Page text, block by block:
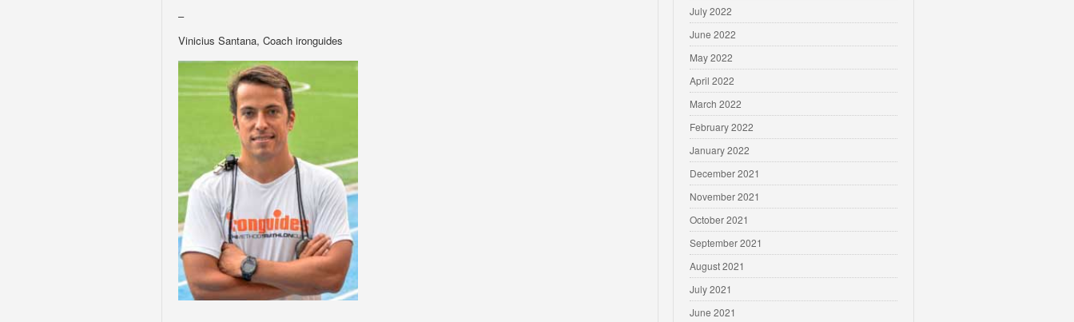
–
Vinicius Santana, Coach ironguides
July 2022
June 2022
May 2022
April 2022
March 2022
February 2022
January 2022
December 2021
November 2021
October 2021
September 2021
August 2021
July 2021
June 2021